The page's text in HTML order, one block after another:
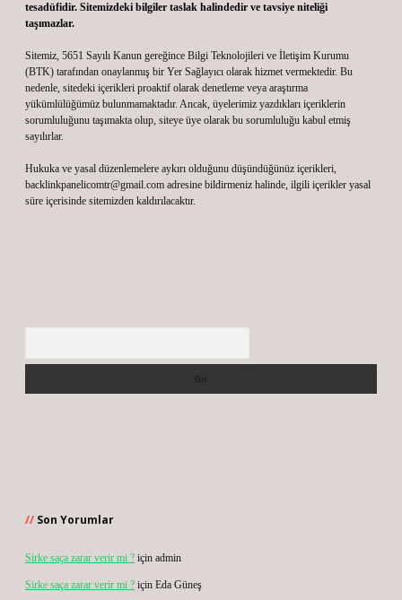
tesadüfidir. Sitemizdeki bilgiler taslak halindedir ve tavsiye niteliği
taşımazlar.
Sitemiz, 5651 Sayılı Kanun gereğince Bilgi Teknolojileri ve İletişim Kurumu
(BTK) tarafından onaylanmış bir Yer Sağlayıcı olarak hizmet vermektedir. Bu
nedenle, sitedeki içerikleri proaktif olarak denetleme veya araştırma
yükümlülüğümüz bulunmamaktadır. Ancak, üyelerimiz yazdıkları içeriklerin
sorumluluğunu taşımakta olup, siteye üye olarak bu sorumluluğu kabul etmiş
sayılırlar.
Hukuka ve yasal düzenlemelere aykırı olduğunu düşündüğünüz içerikleri,
backlinkpanelicomtr@gmail.com adresine bildirmeniz halinde, ilgili içerikler yasal
süre içerisinde sitemizden kaldırılacaktır.
Son Yorumlar
Sirke saça zarar verir mi ? için admin
Sirke saça zarar verir mi ? için Eda Güneş